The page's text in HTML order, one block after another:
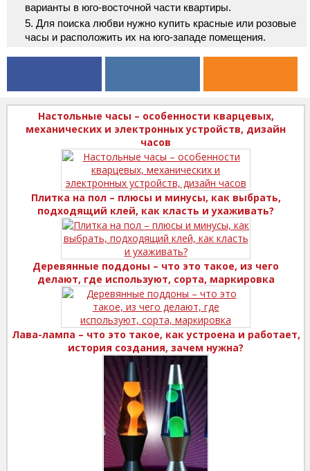
варианты в юго-восточной части квартиры.
Для поиска любви нужно купить красные или розовые
часы и расположить их на юго-западе помещения.
Настольные часы – особенности кварцевых,
механических и электронных устройств, дизайн
часов
Плитка на пол – плюсы и минусы, как выбрать,
подходящий клей, как класть и ухаживать?
Деревянные поддоны – что это такое, из чего
делают, где используют, сорта, маркировка
Лава-лампа – что это такое, как устроена и работает,
история создания, зачем нужна?